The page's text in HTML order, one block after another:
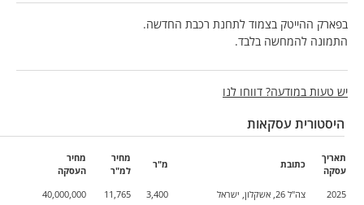
בפארק ההייטק בצמוד לתחנת רכבת החדשה.
התמונה להמחשה בלבד.
יש טעות במודעה? דווחו לנו
היסטורית עסקאות
תאריך
עסקה
כתובת מ"ר
מחיר
למ"ר
מחיר
העסקה
2025
צה"ל 26, אשקלון, ישראל 3,400
11,765
40,000,000